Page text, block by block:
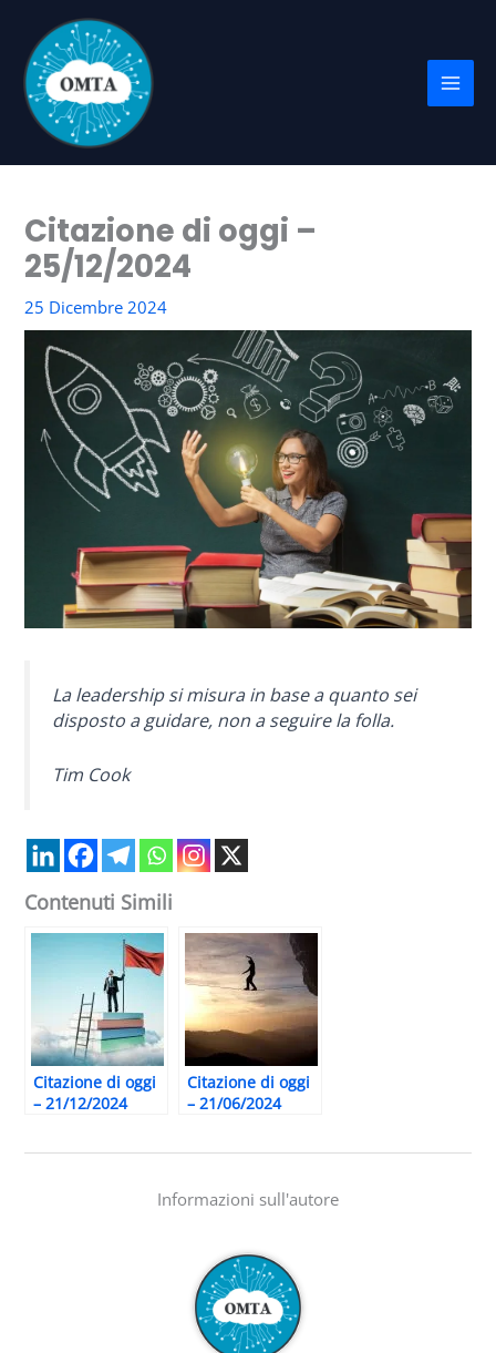
contenuto
Citazione di oggi –
25/12/2024
25 Dicembre 2024
La leadership si misura in base a quanto sei
disposto a guidare, non a seguire la folla.
Tim Cook
Contenuti Simili
Citazione di oggi
– 21/12/2024
Citazione di oggi
– 21/06/2024
Informazioni sull'autore